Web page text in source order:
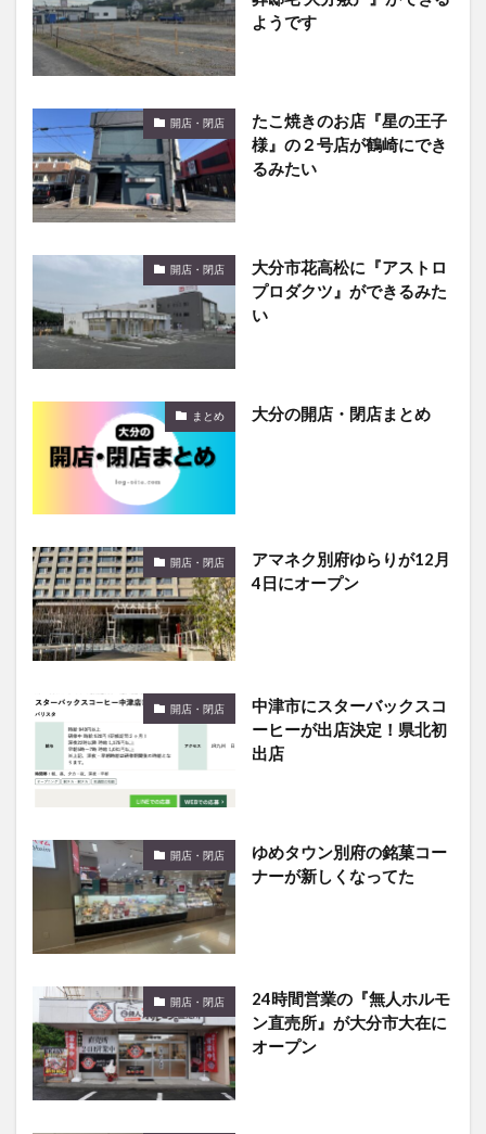
ようです
開店・閉店
たこ焼きのお店『星の王子
様』の２号店が鶴崎にでき
るみたい
開店・閉店
大分市花高松に『アストロ
プロダクツ』ができるみた
い
まとめ 大分の開店・閉店まとめ
開店・閉店
アマネク別府ゆらりが12月
4日にオープン
開店・閉店
中津市にスターバックスコ
ーヒーが出店決定！県北初
出店
開店・閉店
ゆめタウン別府の銘菓コー
ナーが新しくなってた
開店・閉店
24時間営業の『無人ホルモ
ン直売所』が大分市大在に
オープン